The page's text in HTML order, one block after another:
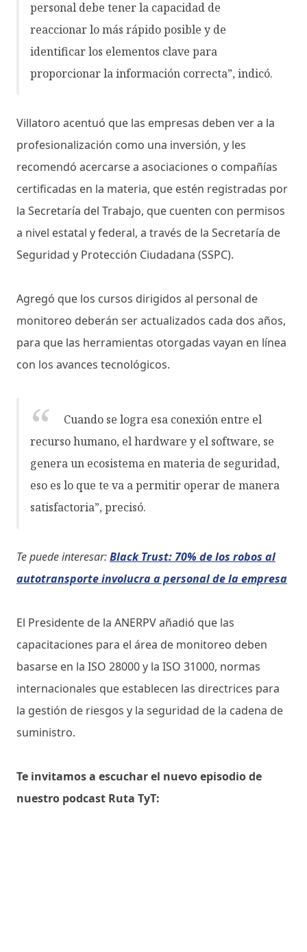
personal debe tener la capacidad de
reaccionar lo más rápido posible y de
identificar los elementos clave para
proporcionar la información correcta”, indicó.
Villatoro acentuó que las empresas deben ver a la
profesionalización como una inversión, y les
recomendó acercarse a asociaciones o compañías
certificadas en la materia, que estén registradas por
la Secretaría del Trabajo, que cuenten con permisos
a nivel estatal y federal, a través de la Secretaría de
Seguridad y Protección Ciudadana (SSPC).
Agregó que los cursos dirigidos al personal de
monitoreo deberán ser actualizados cada dos años,
para que las herramientas otorgadas vayan en línea
con los avances tecnológicos.
Cuando se logra esa conexión entre el
recurso humano, el hardware y el software, se
genera un ecosistema en materia de seguridad,
eso es lo que te va a permitir operar de manera
satisfactoria”, precisó.
Te puede interesar:Black Trust: 70% de los robos al
autotransporte involucra a personal de la empresa
El Presidente de la ANERPV añadió que las
capacitaciones para el área de monitoreo deben
basarse en la ISO 28000 y la ISO 31000, normas
internacionales que establecen las directrices para
la gestión de riesgos y la seguridad de la cadena de
suministro.
Te invitamos a escuchar el nuevo episodio de
nuestro podcast Ruta TyT: